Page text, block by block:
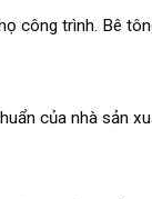
công trình. Bê
của nhà sản